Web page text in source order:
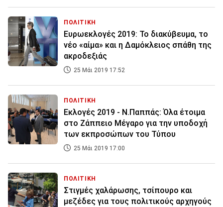
ΠΟΛΙΤΙΚΗ
Ευρωεκλογές 2019: Το διακύβευμα, το
νέο «αίμα» και η Δαμόκλειος σπάθη της
ακροδεξιάς
25 Μάι 2019 17:52
ΠΟΛΙΤΙΚΗ
Εκλογές 2019 - Ν.Παππάς: Όλα έτοιμα
στο Ζάππειο Μέγαρο για την υποδοχή
των εκπροσώπων του Τύπου
25 Μάι 2019 17:00
ΠΟΛΙΤΙΚΗ
Στιγμές χαλάρωσης, τσίπουρο και
μεζέδες για τους πολιτικούς αρχηγούς